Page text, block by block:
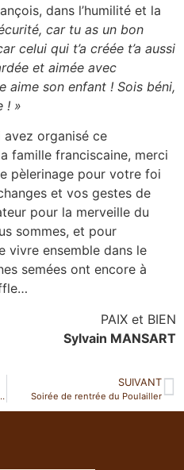
dans l’humilité et la
car tu as un bon
celui qui t’a créée t’a aussi
et aimée avec
aime son enfant ! Sois béni,
! »
organisé ce
famille franciscaine, merci
pèlerinage pour votre foi
et vos gestes de
pour la merveille du
sommes, et pour
vivre ensemble dans le
semées ont encore à
PAIX et BIEN
Sylvain MANSART
et prêtre confesseur à Nantes
SUIVANT
Soirée de rentrée du Poulailler